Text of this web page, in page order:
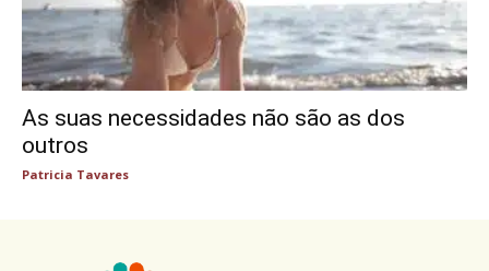
As suas necessidades não são as dos
outros
Patricia Tavares